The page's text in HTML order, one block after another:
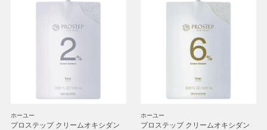
ホーユー
プロステップ クリームオキシダン
ホーユー
プロステップ クリームオキシダン